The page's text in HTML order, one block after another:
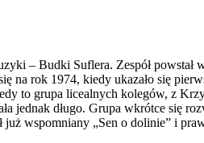
– Budki Suflera. Zespół powstał
na rok 1974, kiedy ukazało się
to grupa licealnych kolegów, z
jednak długo. Grupa wkrótce się
wspomniany „Sen o dolinie” i